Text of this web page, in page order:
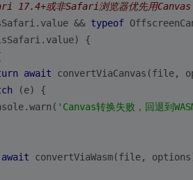
17.4+或非Safari浏览器优先用Canvas
&& typeof
{
await convertViaCanvas(file,
(e) {
.warn( 'Canvas转换失败，回退到
await convertViaWasm(file,